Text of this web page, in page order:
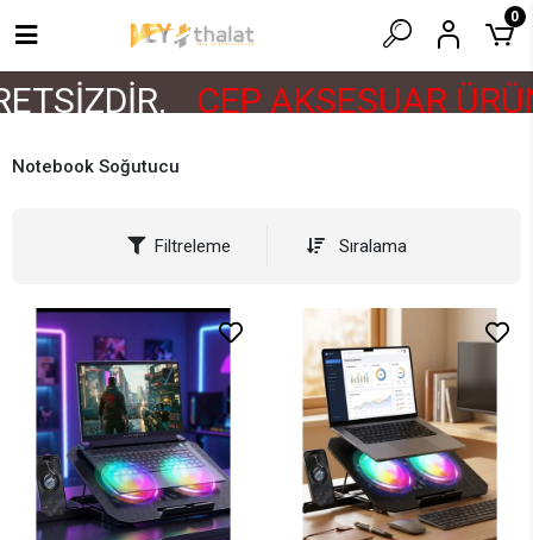
CEP AKSESUAR
0
Notebook Soğutucu
Filtreleme Sıralama